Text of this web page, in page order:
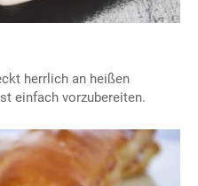
herrlich an heißen
einfach vorzubereiten.